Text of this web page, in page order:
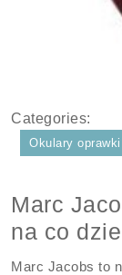
Categories:
Okulary
Marc
na co
Marc Jacobs to